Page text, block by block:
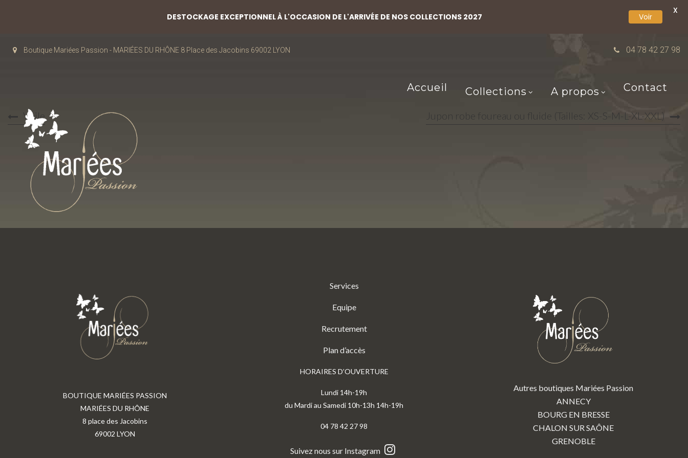
Boutique Mariées Passion - MARIÉES DU RHÔNE 8 Place des Jacobins 69002 LYON 04 78 42 27 98
Accueil Collections A propos Contact
Voile Jupon robe foureau ou fluide (Tailles: XS-S-M-L-XL-XXL)
BOUTIQUE MARIÉES PASSION
MARIÉES DU RHÔNE
8 place des Jacobins
69002 LYON
Services
Equipe
Recrutement
Plan d’accès
HORAIRES D’OUVERTURE
Lundi 14h-19h
du Mardi au Samedi 10h-13h 14h-19h
04 78 42 27 98
Suivez nous sur Instagram
Autres boutiques Mariées Passion
ANNECY
BOURG EN BRESSE
CHALON SUR SAÔNE
GRENOBLE
DESTOCKAGE EXCEPTIONNEL À L'OCCASION DE L'ARRIVÉE DE NOS COLLECTIONS 2027 Voir
X